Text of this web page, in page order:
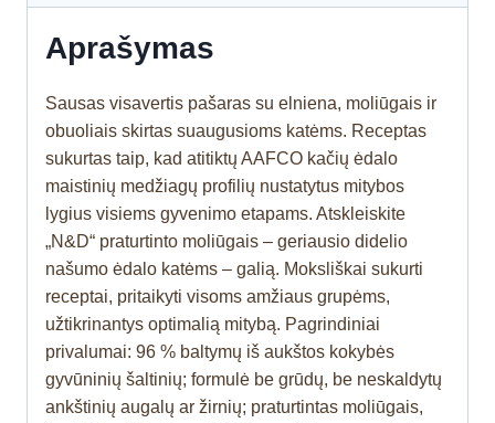
Aprašymas
Sausas visavertis pašaras su elniena, moliūgais ir
obuoliais skirtas suaugusioms katėms. Receptas
sukurtas taip, kad atitiktų AAFCO kačių ėdalo
maistinių medžiagų profilių nustatytus mitybos
lygius visiems gyvenimo etapams. Atskleiskite
„N&D“ praturtinto moliūgais – geriausio didelio
našumo ėdalo katėms – galią. Moksliškai sukurti
receptai, pritaikyti visoms amžiaus grupėms,
užtikrinantys optimalią mitybą. Pagrindiniai
privalumai: 96 % baltymų iš aukštos kokybės
gyvūninių šaltinių; formulė be grūdų, be neskaldytų
ankštinių augalų ar žirnių; praturtintas moliūgais,